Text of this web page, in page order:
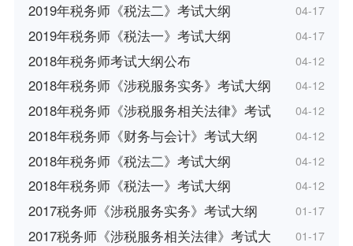
2019年税务师《税法二》考试大纲 04-17
2019年税务师《税法一》考试大纲 04-17
2018年税务师考试大纲公布 04-12
2018年税务师《涉税服务实务》考试大纲 04-12
2018年税务师《涉税服务相关法律》考试 04-12
2018年税务师《财务与会计》考试大纲 04-12
2018年税务师《税法二》考试大纲 04-12
2018年税务师《税法一》考试大纲 04-12
2017税务师《涉税服务实务》考试大纲 01-17
2017税务师《涉税服务相关法律》考试大 01-17